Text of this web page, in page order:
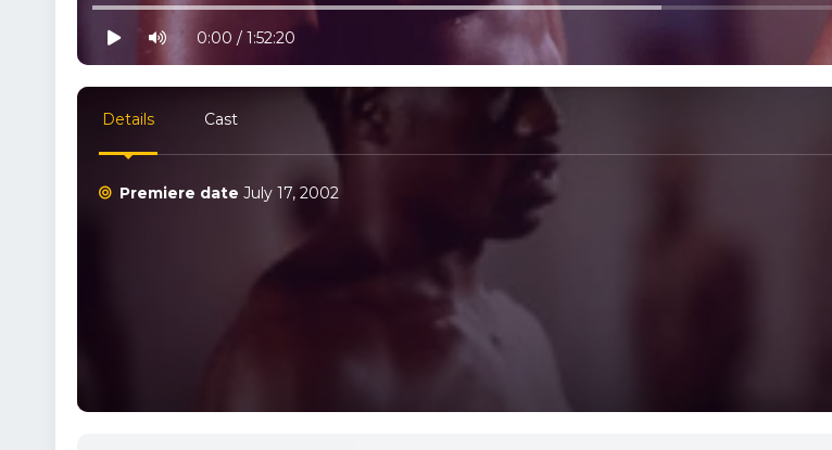
10% progress
play
volume0:00 / 1:52:20
Details Cast
Premiere date July 17, 2002